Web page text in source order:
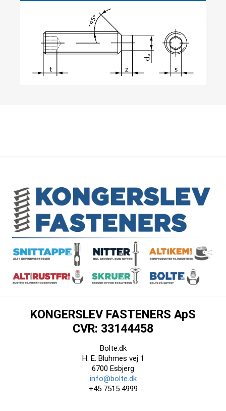
KONGERSLEV FASTENERS ApS
CVR: 33144458
Bolte.dk
H. E. Bluhmes vej 1
6700 Esbjerg
info@bolte.dk
+45 7515 4999